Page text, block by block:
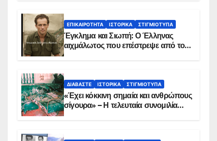
ΕΠΙΚΑΙΡΌΤΗΤΑ ΙΣΤΟΡΙΚΆ ΣΤΙΓΜΙΌΤΥΠΑ
Έγκλημα και Σιωπή: Ο Έλληνας
αιχμάλωτος που επέστρεψε από το
ΔΙΑΒΆΣΤΕ ΙΣΤΟΡΙΚΆ ΣΤΙΓΜΙΌΤΥΠΑ
«Έχει κόκκινη σημαία και ανθρώπους
σίγουρα» – Η τελευταία συνομιλία